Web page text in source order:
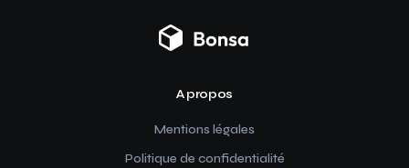
A propos
Mentions légales
Politique de confidentialité